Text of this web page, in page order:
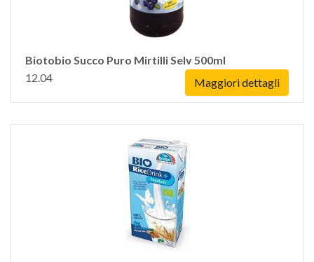
Biotobio Succo Puro Mirtilli Selv 500ml
12.04
Maggiori dettagli